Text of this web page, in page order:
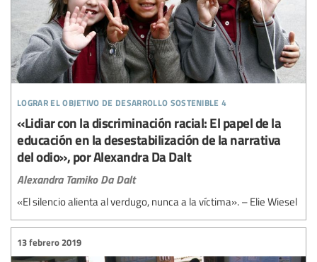
lograr el objetivo de desarrollo sostenible 4
«Lidiar con la discriminación racial: El papel de la
educación en la desestabilización de la narrativa
del odio», por Alexandra Da Dalt
Alexandra Tamiko Da Dalt
«El silencio alienta al verdugo, nunca a la víctima». – Elie Wiesel
13 febrero 2019